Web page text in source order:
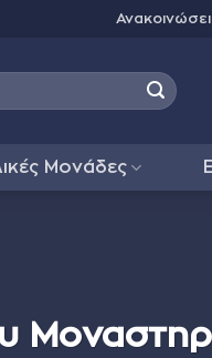
Μονάδες